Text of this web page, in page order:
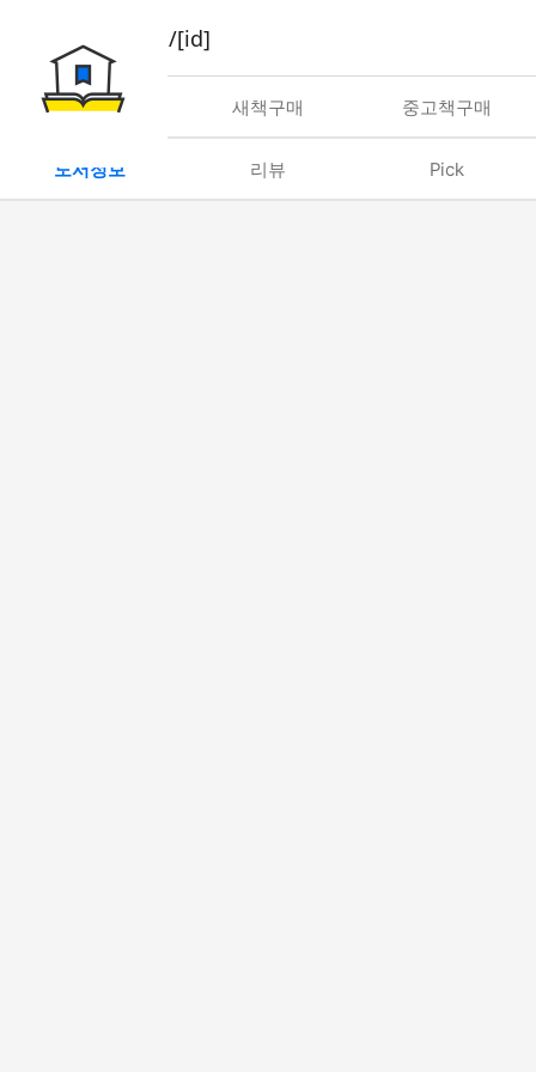
book/rent/[id]
대여 새책구매 중고책구매
도서정보 리뷰 Pick